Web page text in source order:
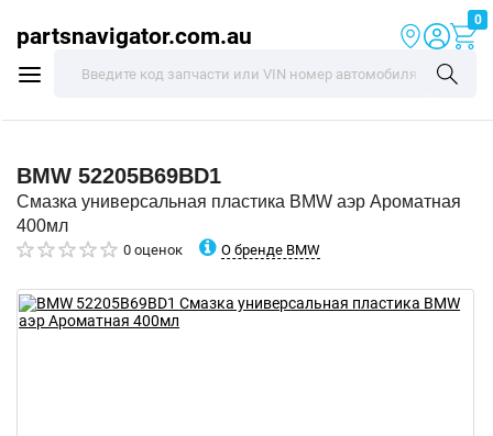
partsnavigator.com.au
0
BMW 52205B69BD1
Смазка универсальная пластика BMW аэр Ароматная
400мл
0 оценок О бренде BMW